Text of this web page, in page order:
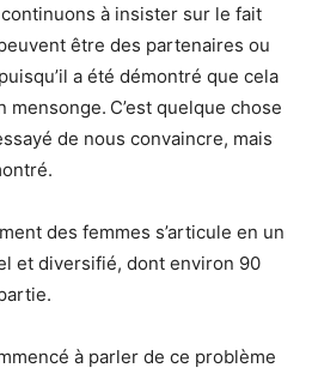
à insister sur le fait
être des partenaires ou
a été démontré que cela
mensonge. C’est quelque chose
de nous convaincre, mais
des femmes s’articule en un
et diversifié, dont environ 90
à parler de ce problème